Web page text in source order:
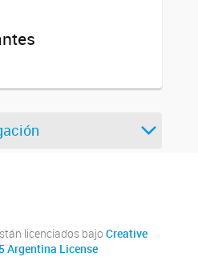
licenciados bajo Creative
Argentina License